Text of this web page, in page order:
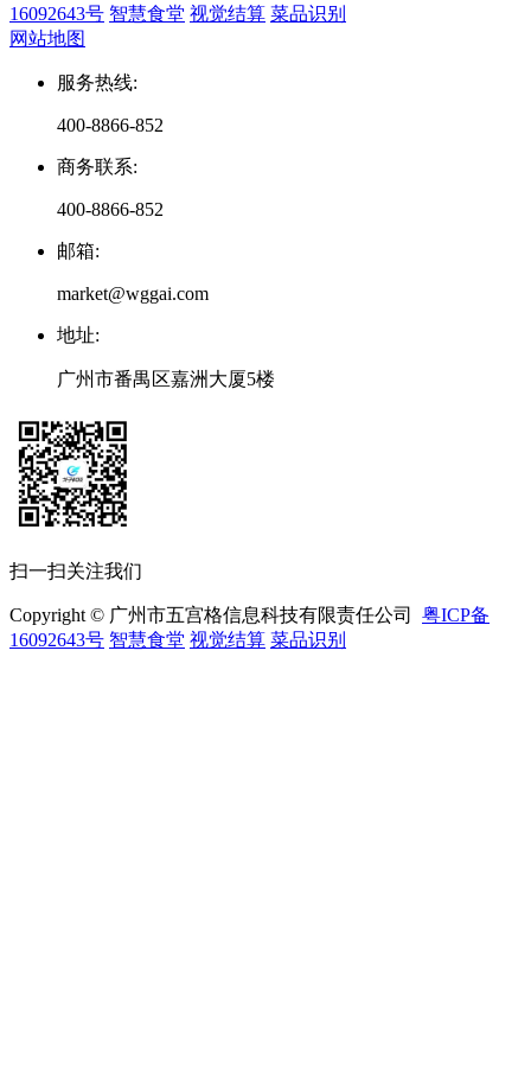
16092643号 智慧食堂 视觉结算 菜品识别
网站地图
服务热线:
400-8866-852
商务联系:
400-8866-852
邮箱:
market@wggai.com
地址:
广州市番禺区嘉洲大厦5楼
扫一扫关注我们
Copyright © 广州市五宫格信息科技有限责任公司 粤ICP备
16092643号 智慧食堂 视觉结算 菜品识别